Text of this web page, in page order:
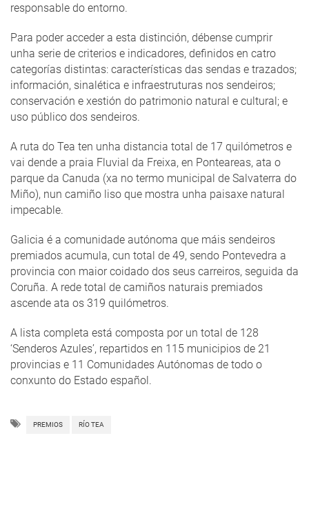
responsable do entorno.
Para poder acceder a esta distinción, débense cumprir
unha serie de criterios e indicadores, definidos en catro
categorías distintas: características das sendas e trazados;
información, sinalética e infraestruturas nos sendeiros;
conservación e xestión do patrimonio natural e cultural; e
uso público dos sendeiros.
A ruta do Tea ten unha distancia total de 17 quilómetros e
vai dende a praia Fluvial da Freixa, en Ponteareas, ata o
parque da Canuda (xa no termo municipal de Salvaterra do
Miño), nun camiño liso que mostra unha paisaxe natural
impecable.
Galicia é a comunidade autónoma que máis sendeiros
premiados acumula, cun total de 49, sendo Pontevedra a
provincia con maior coidado dos seus carreiros, seguida da
Coruña. A rede total de camiños naturais premiados
ascende ata os 319 quilómetros.
A lista completa está composta por un total de 128
‘Senderos Azules’, repartidos en 115 municipios de 21
provincias e 11 Comunidades Autónomas de todo o
conxunto do Estado español.
PREMIOS RÍO TEA